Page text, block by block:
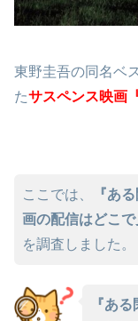
東野圭吾の同名ベ
たサスペンス映画
ここでは、
『あ
画の配信はどこ
を調査しました。
『あ